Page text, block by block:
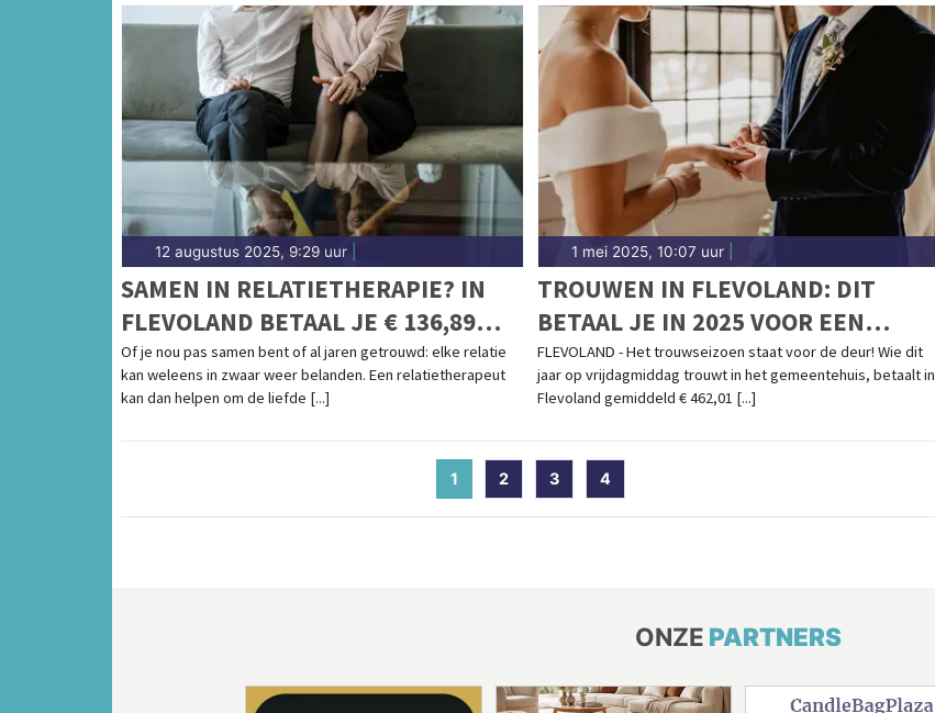
12 augustus 2025, 9:29 uur
SAMEN IN RELATIETHERAPIE? IN
FLEVOLAND BETAAL JE € 136,89
PER UUR
Of je nou pas samen bent of al jaren getrouwd: elke relatie
kan weleens in zwaar weer belanden. Een relatietherapeut
kan dan helpen om de liefde [...]
1 mei 2025, 10:07 uur|
TROUWEN IN FLEVOLAND: DIT
BETAAL JE IN 2025 VOOR EEN
HUWELIJKSCEREMONIE
FLEVOLAND - Het trouwseizoen staat voor de deur! Wie dit
jaar op vrijdagmiddag trouwt in het gemeentehuis, betaalt in
Flevoland gemiddeld € 462,01 [...]
1 (current)
2 3 4
ONZE PARTNERS